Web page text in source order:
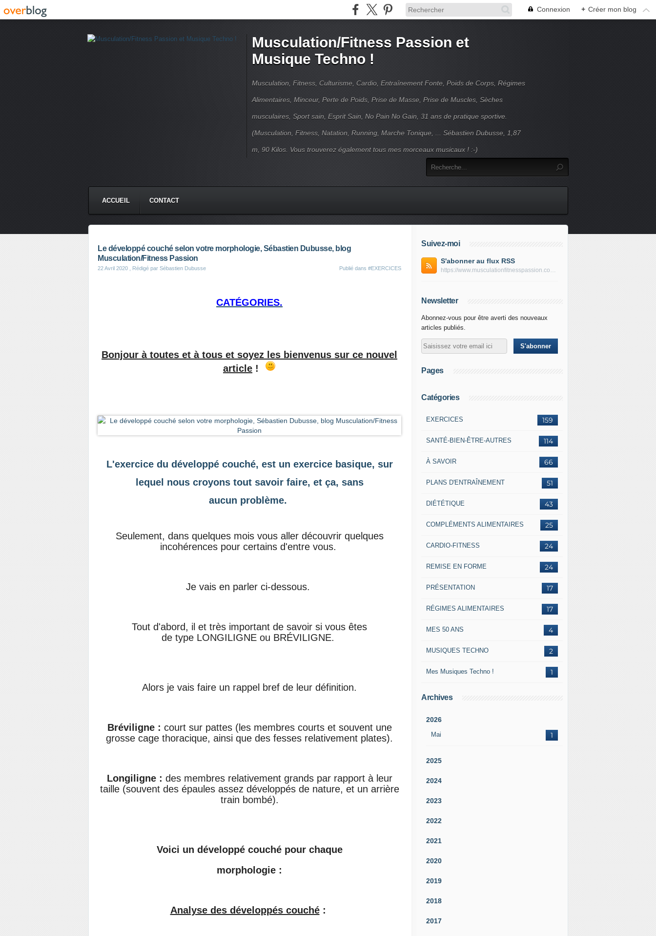
Connexion + Créer mon blog
Musculation/Fitness Passion et
Musique Techno !
Musculation, Fitness, Culturisme, Cardio, Entraînement Fonte, Poids de Corps, Régimes
Alimentaires, Minceur, Perte de Poids, Prise de Masse, Prise de Muscles, Sèches
musculaires, Sport sain, Esprit Sain, No Pain No Gain, 31 ans de pratique sportive.
(Musculation, Fitness, Natation, Running, Marche Tonique, ... Sébastien Dubusse, 1,87
m, 90 Kilos. Vous trouverez également tous mes morceaux musicaux ! :-)
ACCUEIL CONTACT
Le développé couché selon votre morphologie, Sébastien Dubusse, blog
Musculation/Fitness Passion
22 Avril 2020 , Rédigé par Sébastien Dubusse Publié dans #EXERCICES
CATÉGORIES.
Bonjour à toutes et à tous et soyez les bienvenus sur ce nouvel
article !
L'exercice du développé couché, est un exercice basique, sur
lequel nous croyons tout savoir faire, et ça, sans
aucun problème.
Seulement, dans quelques mois vous aller découvrir quelques
incohérences pour certains d'entre vous.
Je vais en parler ci-dessous.
Tout d'abord, il et très important de savoir si vous êtes
de type LONGILIGNE ou BRÉVILIGNE.
Alors je vais faire un rappel bref de leur définition.
Bréviligne : court sur pattes (les membres courts et souvent une
grosse cage thoracique, ainsi que des fesses relativement plates).
Longiligne : des membres relativement grands par rapport à leur
taille (souvent des épaules assez développés de nature, et un arrière
train bombé).
Voici un développé couché pour chaque
morphologie :
Analyse des développés couché:
Suivez-moi
S'abonner au flux RSS
https://www.musculationfitnesspassion.com/rss
Newsletter
Abonnez-vous pour être averti des nouveaux
articles publiés.
Pages
Catégories
159
EXERCICES
114
SANTÉ-BIEN-ÊTRE-AUTRES
66
À SAVOIR
51
PLANS D'ENTRAÎNEMENT
43
DIÉTÉTIQUE
25
COMPLÉMENTS ALIMENTAIRES
24
CARDIO-FITNESS
24
REMISE EN FORME
17
PRÉSENTATION
17
RÉGIMES ALIMENTAIRES
4
MES 50 ANS
2
MUSIQUES TECHNO
1
Mes Musiques Techno !
Archives
2026
Mai 1
2025
2024
2023
2022
2021
2020
2019
2018
2017